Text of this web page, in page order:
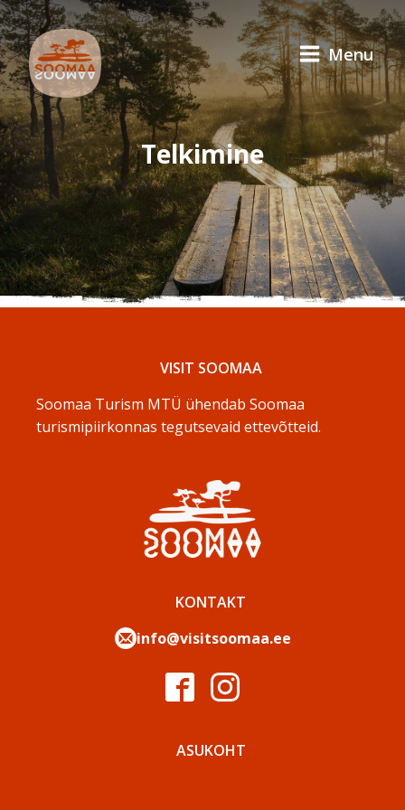
Menu
Telkimine
VISIT SOOMAA
Soomaa Turism MTÜ ühendab Soomaa
turismipiirkonnas tegutsevaid ettevõtteid.
KONTAKT
info@visitsoomaa.ee
ASUKOHT